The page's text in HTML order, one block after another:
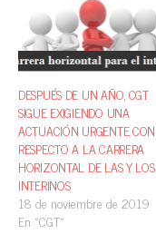
DESPUÉS DE UN AÑO, CGT
SIGUE EXIGIENDO UNA
ACTUACIÓN URGENTE CON
RESPECTO A LA CARRERA
HORIZONTAL DE LAS Y LOS
INTERINOS
18 de noviembre de 2019
En «CGT»